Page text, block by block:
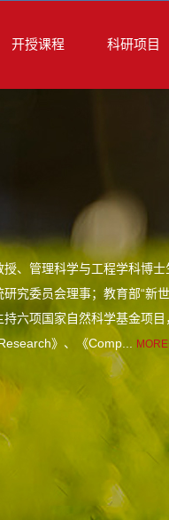
开授课程 科研项目
、管理科学与工程学科博
究委员会理事；教育部“新
六项国家自然科学基金项
》、《Comp...